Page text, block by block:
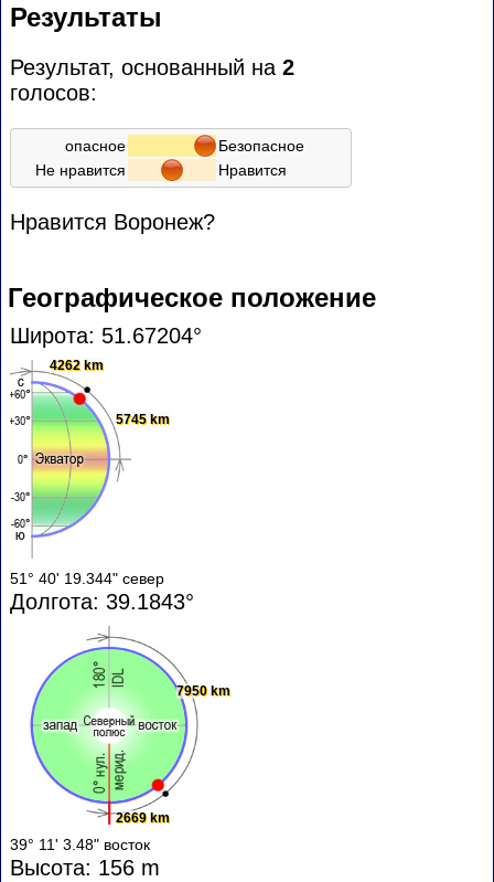
Результаты
Результат, основанный на 2
голосов:
опасное
Безопасное
Не нравится
Нравится
Нравится Воронеж?
Географическое положение
Широта: 51.67204°
4262 km
5745 km
51° 40' 19.344" север
Долгота: 39.1843°
2669 km
7950 km
39° 11' 3.48" восток
Высота: 156 m